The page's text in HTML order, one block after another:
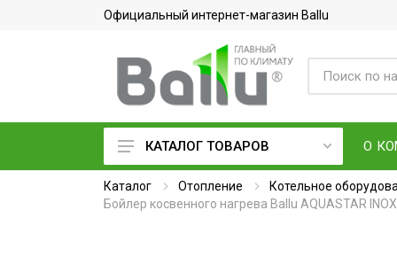
Официальный интернет-магазин Ballu
Кондиционеры воздуха
КАТАЛОГ ТОВАРОВ О
Каталог Отопление Котельное
Бойлер косвенного нагрева Ballu AQUASTAR